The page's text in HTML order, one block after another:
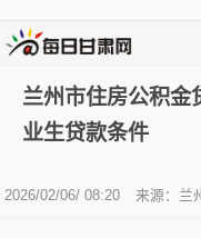
兰州市住房公积金
业生贷款条件
2026/02/06/ 08:20 来源：兰